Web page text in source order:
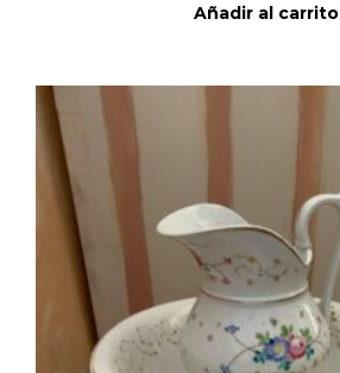
Añadir al carrito